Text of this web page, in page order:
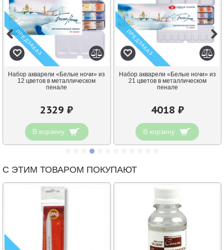
ПРЕДЗАКАЗ
Набор акварели «Белые ночи» из
12 цветов в металлическом
пенале
2329 ₽
В корзину
ПРЕДЗАКАЗ
Набор акварели «Белые ночи» из
21 цветов в металлическом
пенале
4018 ₽
В корзину
С ЭТИМ ТОВАРОМ ПОКУПАЮТ